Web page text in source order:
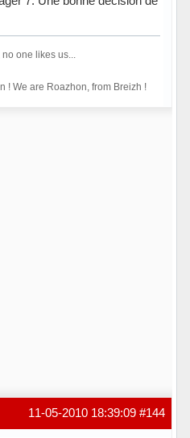
one likes us...
! We are Roazhon, from Breizh !
#144
11-05-2010 18:39:09